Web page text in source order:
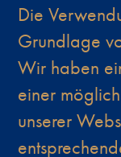
Die
Grundlage
Wir haben
einer
unserer